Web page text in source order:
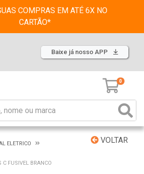
COMPRAS EM ATÉ 6X NO
CARTÃO*
Baixe já nosso APP
0
VOLTAR
ELETRICO
C FUSIVEL BRANCO